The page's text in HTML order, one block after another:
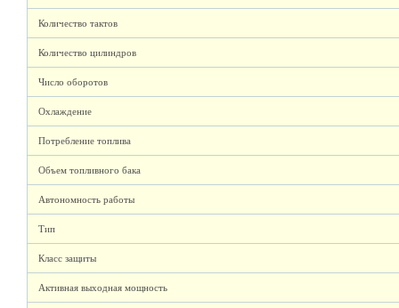
Количество тактов
Количество цилиндров
Число оборотов
Охлаждение
Потребление топлива
Объем топливного бака
Автономность работы
Тип
Класс защиты
Активная выходная мощность